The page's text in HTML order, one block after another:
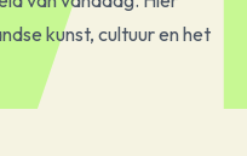
kunst, cultuur en het